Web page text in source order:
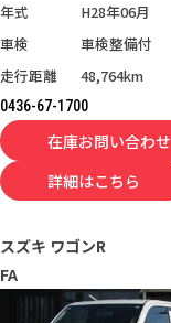
年式
H28年06月
車検
車検整備付
走行距離
48,764km
0436-67-1700
在庫お問い合わせ
詳細はこちら
スズキ ワゴンR
FA